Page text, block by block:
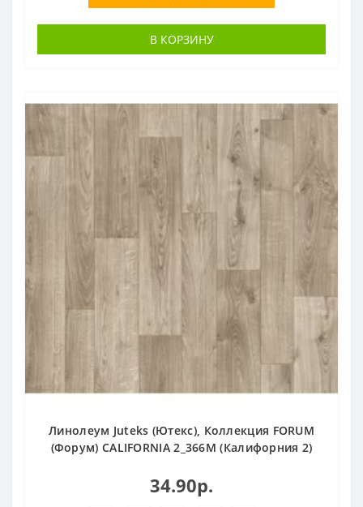
В КОРЗИНУ
Линолеум Juteks (Ютекс), Коллекция FORUM
(Форум) CALIFORNIA 2_366M (Калифорния 2)
34.90р.